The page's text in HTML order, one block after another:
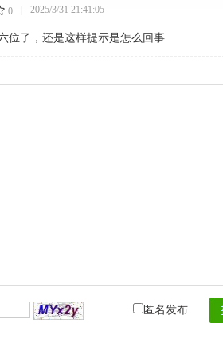
0 2025/3/31 21:41:05
位了，还是这样提示是怎么回事
匿名发布